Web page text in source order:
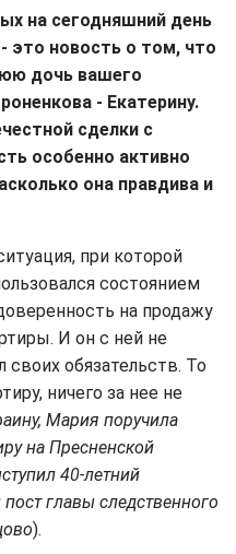
на сегодняшний день
это новость о том, что
дочь вашего
- Екатерину.
сделки с
особенно активно
она правдива и
при которой
состоянием
на продажу
И он с ней не
своих обязательств. То
ничего за нее не
Мария поручила
на Пресненской
40-летний
главы следственного
).